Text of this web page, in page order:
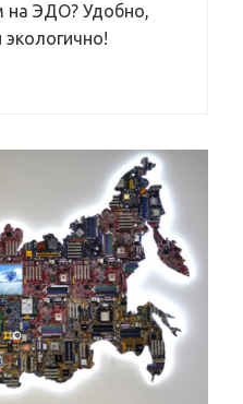
на ЭДО? Удобно,